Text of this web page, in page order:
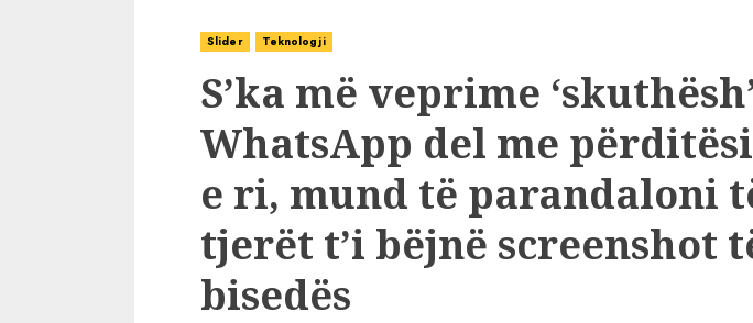
Slider Teknologji
S’ka më veprime
WhatsApp del me
e ri, mund të parandaloni
tjerët t’i bëjnë screenshot
bisedës